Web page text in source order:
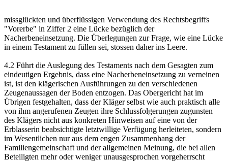
missglückten und überflüssigen Verwendung des Rechtsbegriffs
"Vorerbe" in Ziffer 2 eine Lücke bezüglich der
Nacherbeneinsetzung. Die Überlegungen zur Frage, wie eine Lücke
in einem Testament zu füllen sei, stossen daher ins Leere.
4.2 Führt die Auslegung des Testaments nach dem Gesagten zum
eindeutigen Ergebnis, dass eine Nacherbeneinsetzung zu verneinen
ist, ist den klägerischen Ausführungen zu den verschiedenen
Zeugenaussagen der Boden entzogen. Das Obergericht hat im
Übrigen festgehalten, dass der Kläger selbst wie auch praktisch alle
von ihm angerufenen Zeugen ihre Schlussfolgerungen zugunsten
des Klägers nicht aus konkreten Hinweisen auf eine von der
Erblasserin beabsichtigte letztwillige Verfügung herleiteten, sondern
im Wesentlichen nur aus dem engen Zusammenhang der
Familiengemeinschaft und der allgemeinen Meinung, die bei allen
Beteiligten mehr oder weniger unausgesprochen vorgeherrscht